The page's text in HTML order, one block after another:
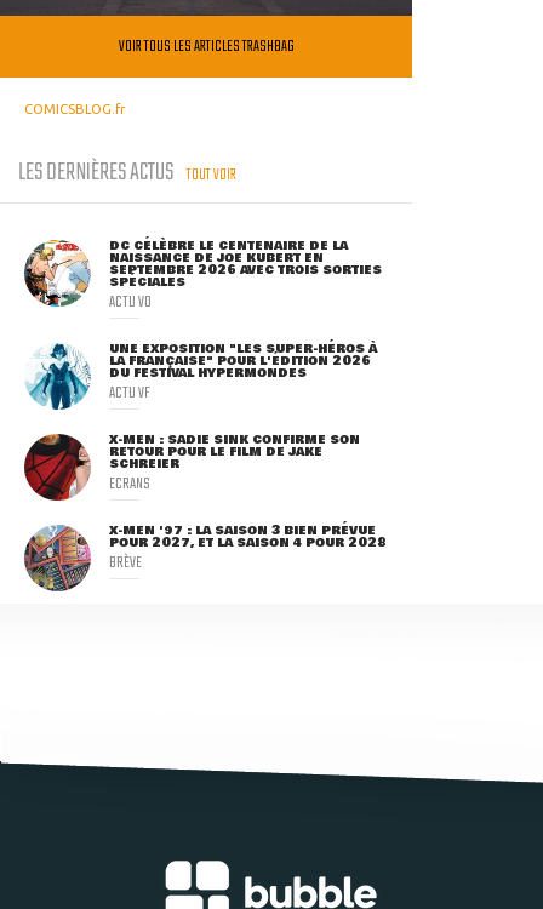
VOIR TOUS LES ARTICLES TRASHBAG
COMICSBLOG.fr
LES DERNIÈRES ACTUS TOUT VOIR
DC CÉLÈBRE LE CENTENAIRE DE LA
NAISSANCE DE JOE KUBERT EN
SEPTEMBRE 2026 AVEC TROIS SORTIES
SPÉCIALES
ACTU VO
UNE EXPOSITION "LES SUPER-HÉROS À
LA FRANÇAISE" POUR L'ÉDITION 2026
DU FESTIVAL HYPERMONDES
ACTU VF
X-MEN : SADIE SINK CONFIRME SON
RETOUR POUR LE FILM DE JAKE
SCHREIER
ECRANS
X-MEN '97 : LA SAISON 3 BIEN PRÉVUE
POUR 2027, ET LA SAISON 4 POUR 2028
BRÈVE